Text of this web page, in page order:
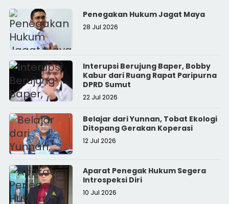
Penegakan Hukum Jagat Maya
28 Jul 2026
Interupsi Berujung Baper, Bobby
Kabur dari Ruang Rapat Paripurna
DPRD Sumut
22 Jul 2026
Belajar dari Yunnan, Tobat Ekologi
Ditopang Gerakan Koperasi
12 Jul 2026
Aparat Penegak Hukum Segera
Introspeksi Diri
10 Jul 2026